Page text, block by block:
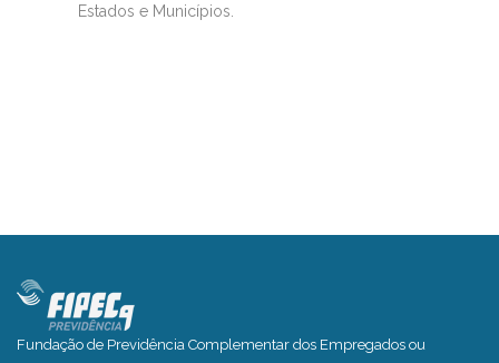
Estados e Municípios.
Fundação de Previdência Complementar dos Empregados ou